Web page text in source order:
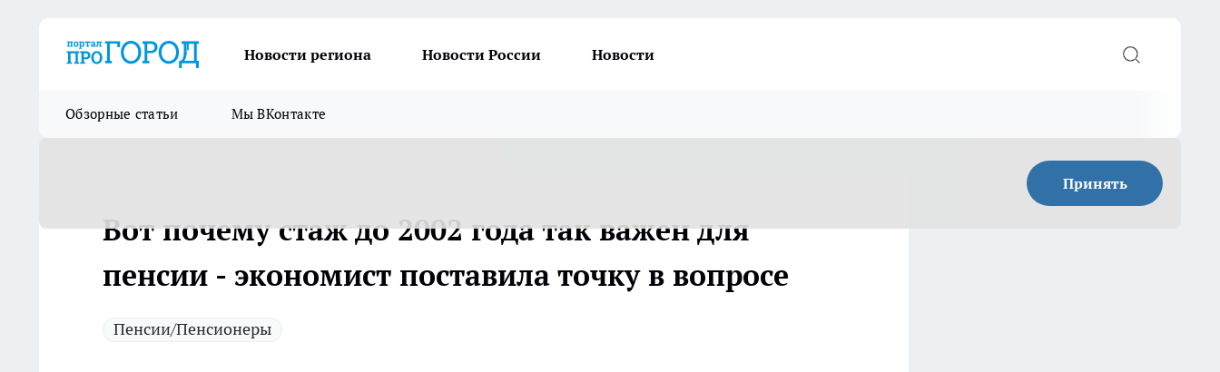
Новости региона Новости России Новости
Обзорные статьи Мы ВКонтакте
Принять
Вот почему стаж до 2002 года так важен для
пенсии - экономист поставила точку в вопросе
Пенсии/Пенсионеры